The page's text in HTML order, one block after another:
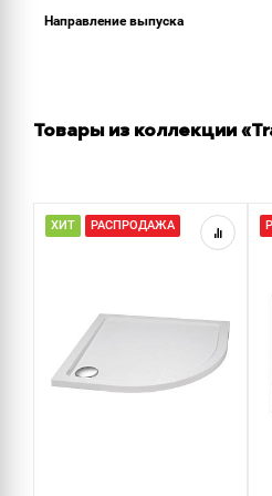
Направление выпуска
Товары из коллекции
ХИТ РАСПРОДАЖА